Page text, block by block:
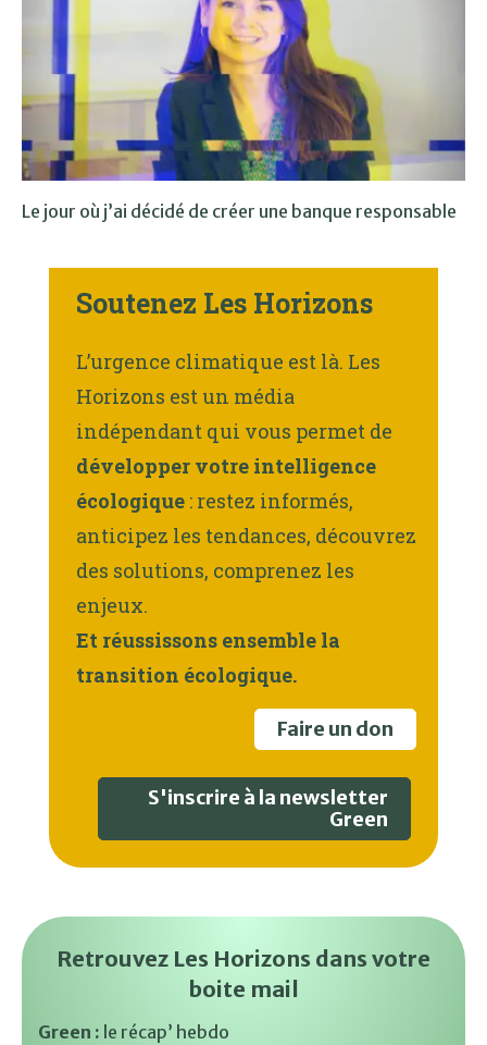
Le jour où j’ai décidé de créer une banque responsable
Soutenez Les Horizons
L’urgence climatique est là. Les
Horizons est un média
indépendant qui vous permet de
développer votre intelligence
écologique : restez informés,
anticipez les tendances, découvrez
des solutions, comprenez les
enjeux.
Et réussissons ensemble la
transition écologique.
Faire un don
S'inscrire à la newsletter
Green
Retrouvez Les Horizons dans votre
boite mail
Green : le récap’ hebdo